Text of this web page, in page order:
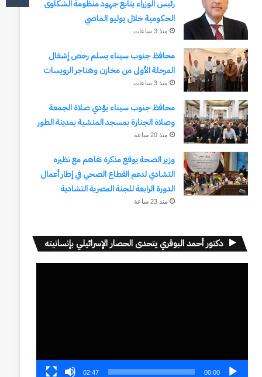
رئيس الوزراء يتابع جهود منظومة الشكاوى
الحكومية خلال يوليو الماضي
منذ 3 ساعات
محافظ جنوب سيناء يسلم رخص إشغال
المرحلة الأولى من مخازن وهناجر الرويسات
منذ 3 ساعات
محافظ جنوب سيناء يؤدي صلاة الجمعة
وصلاة الجنازة بمسجد المنشية بمدينة الطور
منذ 20 ساعة
وزير الصحة يوقع مذكرة تفاهم مع نظيره
التشادي لدعم القطاع الصحي في إطار أعمال
الدورة الرابعة للجنة المصرية التشادية
منذ 23 ساعة
دكتور أحمد البوقري يتحدى الحصار الإسرائيلي بإنسانيته
00:00
02:47